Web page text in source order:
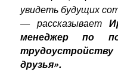
увидеть будущих
— рассказывает
менеджер по
друзья».